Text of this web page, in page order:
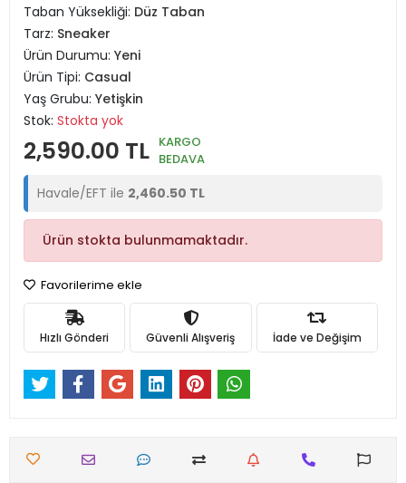
Taban Yüksekliği: Düz Taban
Tarz: Sneaker
Ürün Durumu: Yeni
Ürün Tipi: Casual
Yaş Grubu: Yetişkin
Stok: Stokta yok
2,590.00 TL KARGO
BEDAVA
Havale/EFT ile 2,460.50 TL
Ürün stokta bulunmamaktadır.
Favorilerime ekle
Hızlı Gönderi Güvenli Alışveriş İade ve Değişim